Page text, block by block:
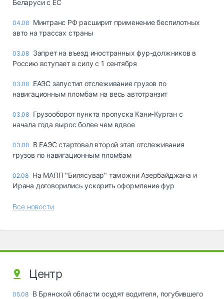
Беларуси с ЕС
04.08 Минтранс РФ расширит применение беспилотных
авто на трассах страны
03.08 Запрет на въезд иностранных фур-должников в
Россию вступает в силу с 1 сентября
03.08 ЕАЭС запустил отслеживание грузов по
навигационным пломбам на весь автотранзит
03.08 Грузооборот пункта пропуска Кани-Курган с
начала года вырос более чем вдвое
03.08 В ЕАЭС стартовал второй этап отслеживания
грузов по навигационным пломбам
02.08 На МАПП "Билясувар" таможни Азербайджана и
Ирана договорились ускорить оформление фур
Все новости
Центр
05.08 В Брянской области осудят водителя, погубившего